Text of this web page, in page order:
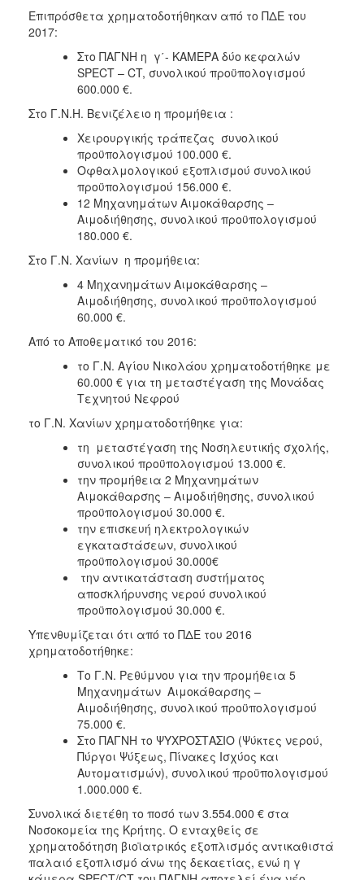
Επιπρόσθετα χρηματοδοτήθηκαν από το ΠΔΕ του
2017:
Στο ΠΑΓΝΗ η γ΄- ΚΑΜΕΡΑ δύο κεφαλών
SPECT – CT, συνολικού προϋπολογισμού
600.000 €.
Στο Γ.Ν.Η. Βενιζέλειο η προμήθεια :
Χειρουργικής τράπεζας συνολικού
προϋπολογισμού 100.000 €.
Οφθαλμολογικού εξοπλισμού συνολικού
προϋπολογισμού 156.000 €.
12 Μηχανημάτων Αιμοκάθαρσης –
Αιμοδιήθησης, συνολικού προϋπολογισμού
180.000 €.
Στο Γ.Ν. Χανίων η προμήθεια:
4 Μηχανημάτων Αιμοκάθαρσης –
Αιμοδιήθησης, συνολικού προϋπολογισμού
60.000 €.
Από το Αποθεματικό του 2016:
το Γ.Ν. Αγίου Νικολάου χρηματοδοτήθηκε με
60.000 € για τη μεταστέγαση της Μονάδας
Τεχνητού Νεφρού
το Γ.Ν. Χανίων χρηματοδοτήθηκε για:
τη μεταστέγαση της Νοσηλευτικής σχολής,
συνολικού προϋπολογισμού 13.000 €.
την προμήθεια 2 Μηχανημάτων
Αιμοκάθαρσης – Αιμοδιήθησης, συνολικού
προϋπολογισμού 30.000 €.
την επισκευή ηλεκτρολογικών
εγκαταστάσεων, συνολικού
προϋπολογισμού 30.000€
την αντικατάσταση συστήματος
αποσκλήρυνσης νερού συνολικού
προϋπολογισμού 30.000 €.
Υπενθυμίζεται ότι από το ΠΔΕ του 2016
χρηματοδοτήθηκε:
Το Γ.Ν. Ρεθύμνου για την προμήθεια 5
Μηχανημάτων Αιμοκάθαρσης –
Αιμοδιήθησης, συνολικού προϋπολογισμού
75.000 €.
Στο ΠΑΓΝΗ το ΨΥΧΡΟΣΤΑΣΙΟ (Ψύκτες νερού,
Πύργοι Ψύξεως, Πίνακες Ισχύος και
Αυτοματισμών), συνολικού προϋπολογισμού
1.000.000 €.
Συνολικά διετέθη το ποσό των 3.554.000 € στα
Νοσοκομεία της Κρήτης. Ο ενταχθείς σε
χρηματοδότηση βιοϊατρικός εξοπλισμός αντικαθιστά
παλαιό εξοπλισμό άνω της δεκαετίας, ενώ η γ